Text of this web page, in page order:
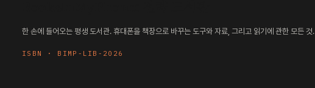
한 손에 들어오는 평생 도서관. 휴대폰을 책장으로 바꾸는 도구와 자료, 그리고 읽기에 관한 모든 것.
ISBN · BIMP-LIB-2026